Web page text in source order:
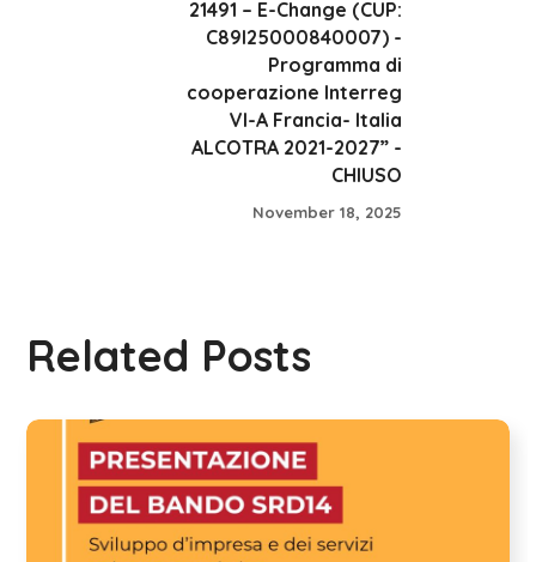
21491 – E-Change (CUP:
C89I25000840007) -
Programma di
cooperazione Interreg
VI-A Francia- Italia
ALCOTRA 2021-2027” -
CHIUSO
November 18, 2025
Related Posts